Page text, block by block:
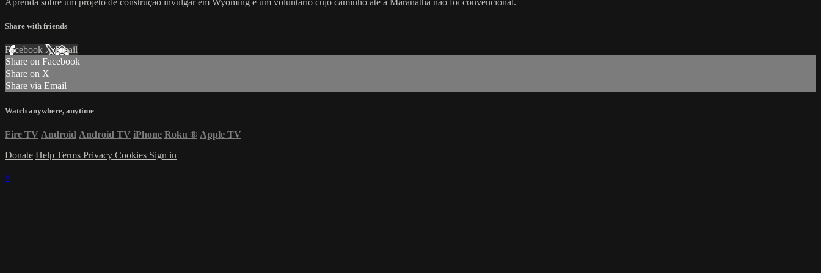
Aprenda sobre um projeto de construção invulgar em Wyoming e um voluntário cujo caminho até a Maranatha não foi convencional.
Share with friends
Facebook XEmail
Share on Facebook
Share on X
Share via Email
Watch anywhere, anytime
Fire TV Android Android TV iPhone Roku ® Apple TV
Donate Help Terms Privacy Cookies Sign in
×